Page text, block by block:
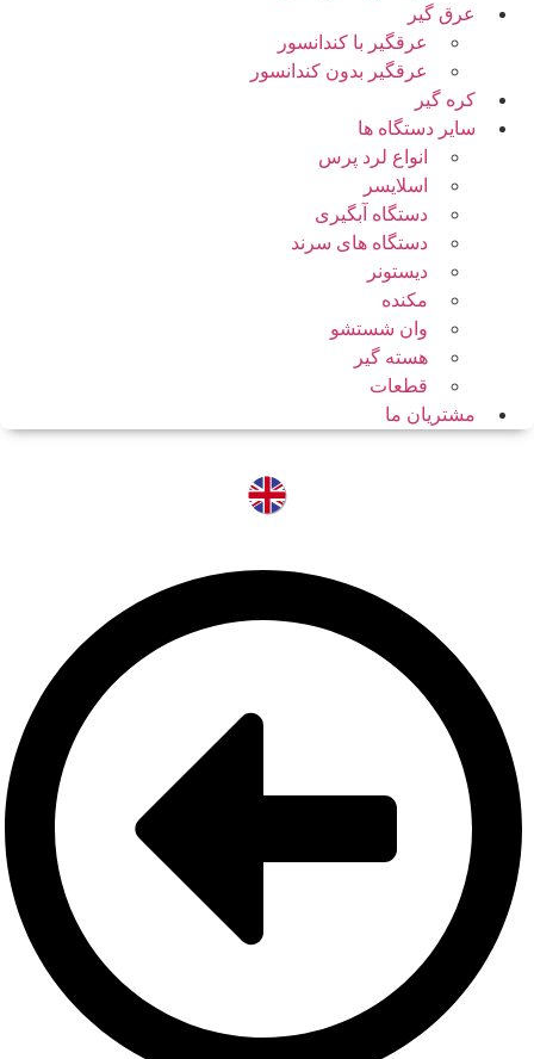
عرق گیر
عرقگیر با کندانسور
عرقگیر بدون کندانسور
کره گیر
سایر دستگاه ها
انواع لرد پرس
اسلایسر
دستگاه آبگیری
دستگاه های سرند
دیستونر
مکنده
وان شستشو
هسته گیر
قطعات
مشتریان ما